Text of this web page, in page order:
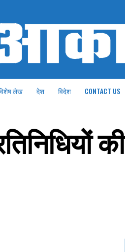
लेख देश विदेश CONTACT US
की